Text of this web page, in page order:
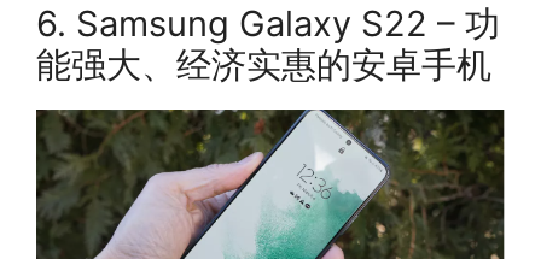
6. Samsung Galaxy S22 – 功
能强大、经济实惠的安卓手机